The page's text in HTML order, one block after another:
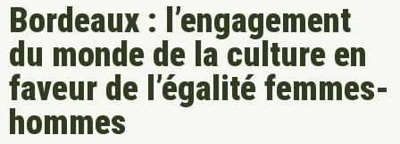
Bordeaux : l’engagement
du monde de la culture en
faveur de l’égalité femmes-
hommes